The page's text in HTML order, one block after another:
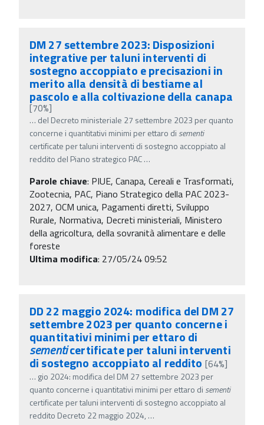
DM 27 settembre 2023: Disposizioni
integrative per taluni interventi di
sostegno accoppiato e precisazioni in
merito alla densità di bestiame al
pascolo e alla coltivazione della canapa
[70%]
… del Decreto ministeriale 27 settembre 2023 per quanto
concerne i quantitativi minimi per ettaro di sementi
certificate per taluni interventi di sostegno accoppiato al
reddito del Piano strategico PAC…
Parole chiave: PIUE, Canapa, Cereali e Trasformati,
Zootecnia, PAC, Piano Strategico della PAC 2023-
2027, OCM unica, Pagamenti diretti, Sviluppo
Rurale, Normativa, Decreti ministeriali, Ministero
della agricoltura, della sovranità alimentare e delle
foreste
Ultima modifica: 27/05/24 09:52
DD 22 maggio 2024: modifica del DM 27
settembre 2023 per quanto concerne i
quantitativi minimi per ettaro di
sementicertificate per taluni interventi
di sostegno accoppiato al reddito [64%]
… gio 2024: modifica del DM 27 settembre 2023 per
quanto concerne i quantitativi minimi per ettaro di sementi
certificate per taluni interventi di sostegno accoppiato al
reddito Decreto 22 maggio 2024, …